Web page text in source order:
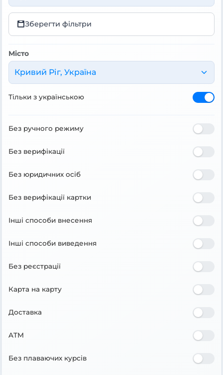
Зберегти фільтри
Місто
Кривий Ріг, Україна
Тільки з українською
Без ручного режиму
Без верифікації
Без юридичних осіб
Без верифікації картки
Інші способи внесення
Інші способи виведення
Без реєстрації
Карта на карту
Доставка
ATM
Без плаваючих курсів